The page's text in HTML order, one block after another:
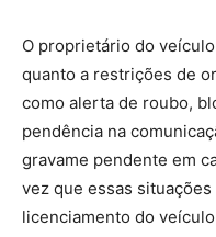
O proprietário do
quanto a restrições de
como alerta de roubo,
pendência na
gravame pendente em
vez que essas
licenciamento do